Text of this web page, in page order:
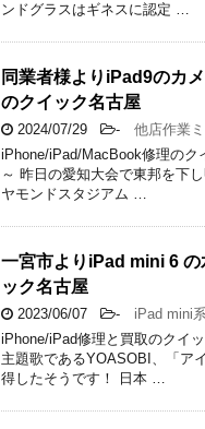
ンドグラスはギネスに認定 …
同業者様よりiPad9のカ
のクイック名古屋
2024/07/29 - 他店作業ミ
iPhone/iPad/MacBook修理のク
～ 昨日の愛知大会で東邦を下
ヤモンドスタジアム …
一宮市よりiPad mini 6 の
ック名古屋
2023/06/07 - iPad mini
iPhone/iPad修理と買取のクイ
主題歌であるYOASOBI、「ア
得したそうです！ 日本 …